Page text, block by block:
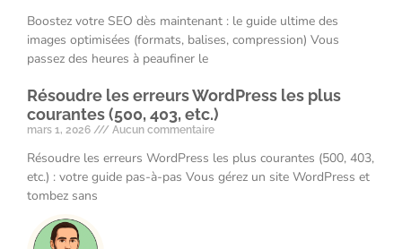
Boostez votre SEO dès maintenant : le guide ultime des
images optimisées (formats, balises, compression) Vous
passez des heures à peaufiner le
Résoudre les erreurs WordPress les plus
courantes (500, 403, etc.)
mars 1, 2026 Aucun commentaire
Résoudre les erreurs WordPress les plus courantes (500, 403,
etc.) : votre guide pas-à-pas Vous gérez un site WordPress et
tombez sans